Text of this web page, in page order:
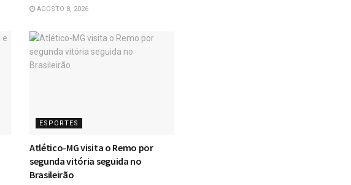
AGOSTO 8, 2026
ESPORTES
Atlético-MG visita o Remo por
segunda vitória seguida no
Brasileirão